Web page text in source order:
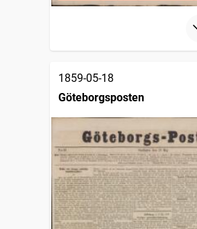
1859-05-18
Göteborgsposten